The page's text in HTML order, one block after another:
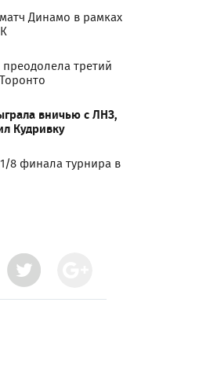
Динамо в рамках
третий
вничью с ЛНЗ,
Кудривку
8 финала турнира в